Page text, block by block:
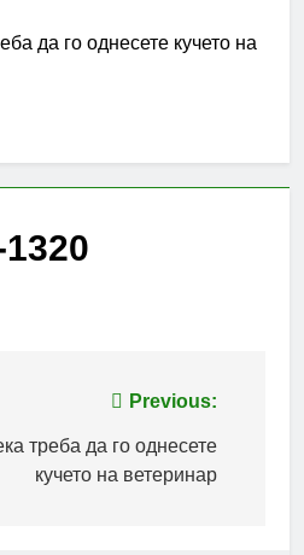
да го однесете кучето на
Previous:
треба да го однесете
кучето на ветеринар